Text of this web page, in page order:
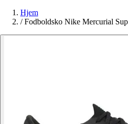
Hjem
/ Fodboldsko Nike Mercurial